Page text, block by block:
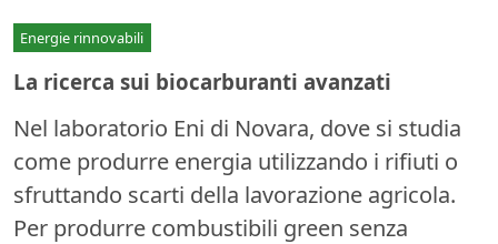
Energie rinnovabili
La ricerca sui biocarburanti avanzati
Nel laboratorio Eni di Novara, dove si studia
come produrre energia utilizzando i rifiuti o
sfruttando scarti della lavorazione agricola.
Per produrre combustibili green senza